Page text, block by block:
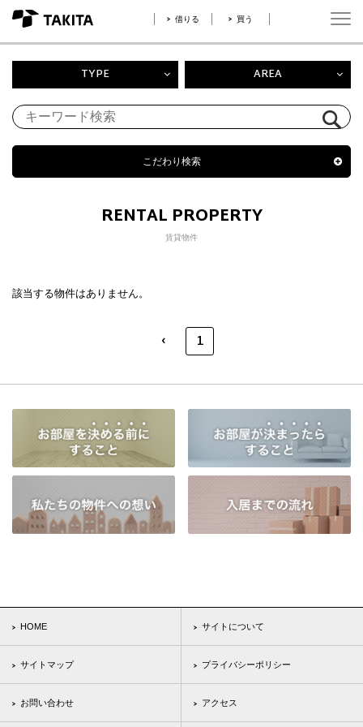
借りる 買う
TYPE AREA
こだわり検索
RENTAL PROPERTY
賃貸物件
該当する物件はありません。
‹ 1
HOME サイトについて
サイトマップ プライバシーポリシー
お問い合わせ アクセス